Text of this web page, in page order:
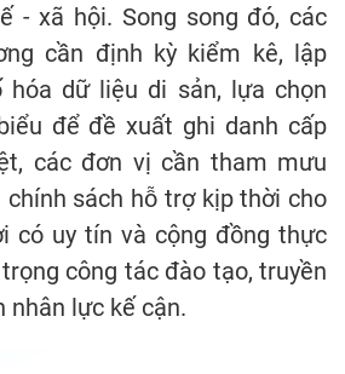
- xã hội. Song song đó, các
cần định kỳ kiểm kê, lập
hóa dữ liệu di sản, lựa chọn
để đề xuất ghi danh cấp
các đơn vị cần tham mưu
chính sách hỗ trợ kịp thời cho
có uy tín và cộng đồng thực
công tác đào tạo, truyền
nhân lực kế cận.